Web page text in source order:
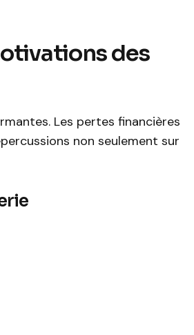
des
Les pertes financières
non seulement sur